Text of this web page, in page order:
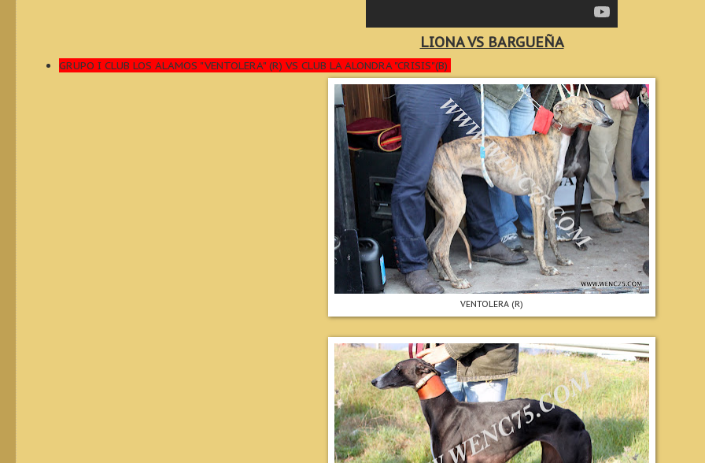
LIONA VS BARGUEÑA
GRUPO I CLUB LOS ALAMOS "VENTOLERA" (R) VS CLUB LA ALONDRA "CRISIS"(B)
VENTOLERA (R)